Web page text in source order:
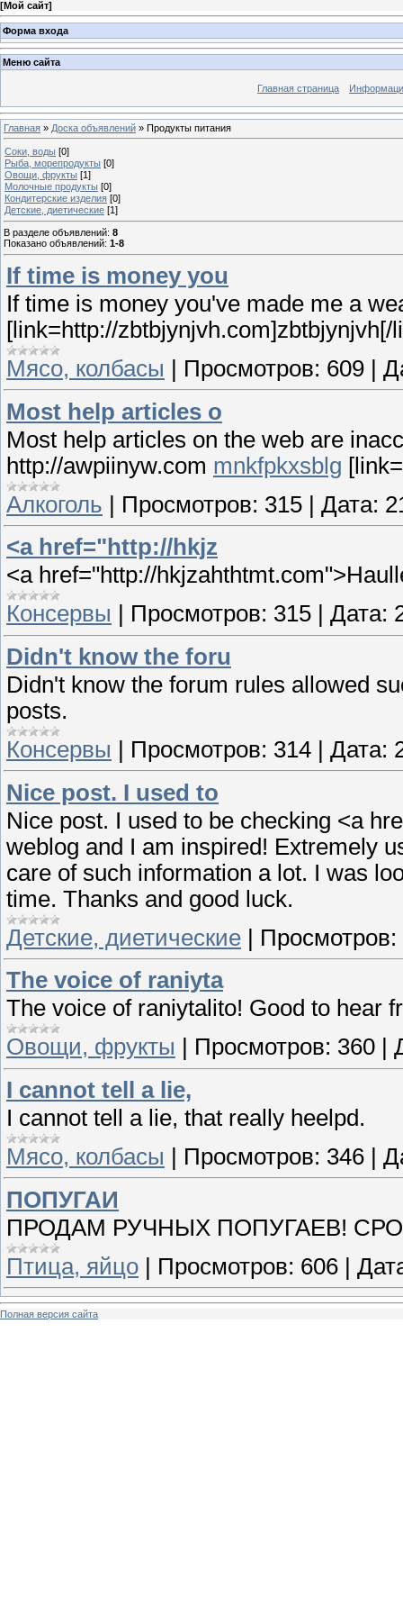
[Мой сайт]
Форма входа
Меню сайта
Главная страница
Главная » Доска объявлений » Продукты питания
Соки, воды [0]
Рыба, морепродукты [0]
Овощи, фрукты [1]
Молочные продукты [0]
Кондитерские изделия [0]
Детские, диетические [1]
В разделе объявлений: 8
Показано объявлений: 1-8
If time is money you
If time is money you've made me a
[link=http://zbtbjynjvh.com]zbtbjynjvh[/
Мясо, колбасы
Просмотров: 609
Most help articles o
Most help articles on the web are
http://awpiinyw.com mnkfpkxsblg
Алкоголь | Просмотров: 315 | Дата:
<a href="http://hkjz
<a href="http://
Консервы
Просмотров: 315 Дата:
Didn't know the foru
Didn't know the forum rules allowed
posts.
Консервы
Просмотров: 314 Дата:
Nice post. I used to
Nice post. I used to be checking <a
weblog and I am inspired! Extremely
care of such information a lot. I was
time. Thanks and good luck.
Детские, диетические | Просмотров:
The voice of raniyta
The voice of raniytalito! Good to hear
Овощи, фрукты
Просмотров: 360
I cannot tell a lie,
I cannot tell a lie, that really heelpd.
Мясо, колбасы
Просмотров: 346
ПОПУГАИ
ПРОДАМ РУЧНЫХ ПОПУГАЕВ!
Птица, яйцо | Просмотров: 606 |
Полная версия сайта